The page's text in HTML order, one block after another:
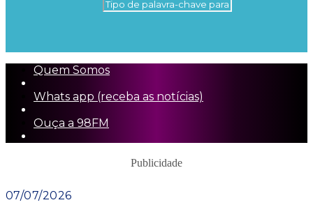
Quem Somos
Whats app (receba as notícias)
Ouça a 98FM
Publicidade
07/07/2026